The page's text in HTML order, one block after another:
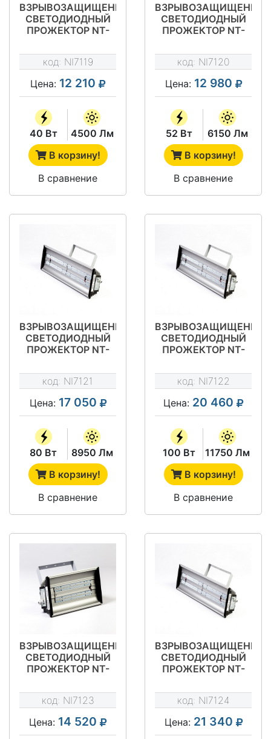
ВЗРЫВОЗАЩИЩЕННЫЙ
СВЕТОДИОДНЫЙ
ПРОЖЕКТОР NT-
(CМВ-40-EX)
код: NI7119
Цена: 12 210
40 Вт
4500 Лм
В корзину!
В сравнение
СВЕТОДИОДНЫЙ
ПРОЖЕКТОР NT-
(CМВ-80-EX)
код: NI7120
Цена: 12 980
52 Вт
6150 Лм
В корзину!
В сравнение
ВЗРЫВОЗАЩИЩЕННЫЙ
СВЕТОДИОДНЫЙ
ПРОЖЕКТОР NT-
(CМВ-80-EX)
код: NI7121
Цена: 17 050
80 Вт
8950 Лм
В корзину!
В сравнение
СВЕТОДИОДНЫЙ
ПРОЖЕКТОР NT-
(CМВ-120-EX)
код: NI7122
Цена: 20 460
100 Вт
11750 Лм
В корзину!
В сравнение
ВЗРЫВОЗАЩИЩЕННЫЙ
СВЕТОДИОДНЫЙ
ПРОЖЕКТОР NT-
(CМВ-40-EX)
код: NI7123
Цена: 14 520
СВЕТОДИОДНЫЙ
ПРОЖЕКТОР NT-
(CМВ-80-EX)
код: NI7124
Цена: 21 340